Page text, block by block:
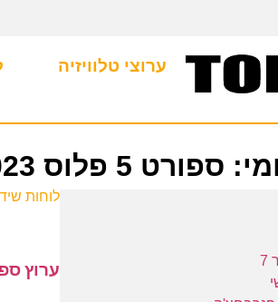
ערוצי טלוויזיה
פלוס 23-12-2023
לוחות
ערוץ ספורט 5 פלוס